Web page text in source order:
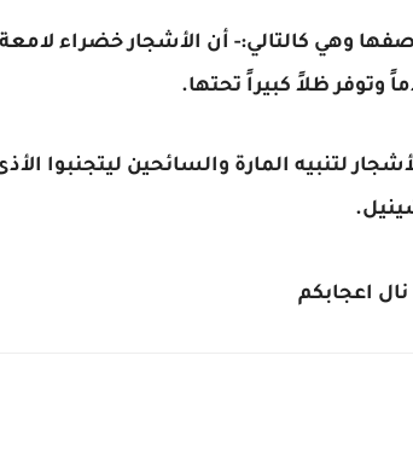
وهي كالتالي:- أن الأشجار خضراء لامعة
لتنبيه المارة والسائحين ليتجنبوا
اعجابكم